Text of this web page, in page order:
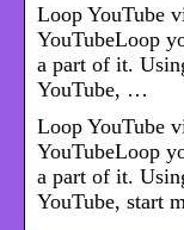
Loop YouTube
YouTubeLoop
a part of it.
YouTube, …
Loop YouTube
YouTubeLoop
a part of it.
YouTube, start